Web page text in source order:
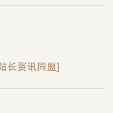
长资讯同盟]